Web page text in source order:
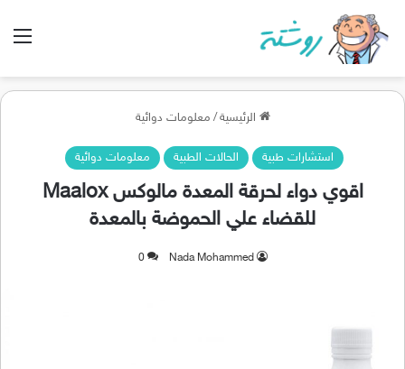
الرئيسية / معلومات دوائية
استشارات طبية الحالات الطبية معلومات دوائية
اقوي دواء لحرقة المعدة مالوكس Maalox
للقضاء علي الحموضة بالمعدة
Nada Mohammed
0